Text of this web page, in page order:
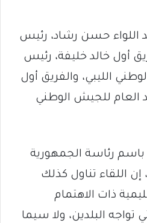
اللواء حسن رشاد، رئيس
أول خالد خليفة، رئيس
الليبي، والفريق أول
العام للجيش الوطني
رئاسة الجمهورية
اللقاء تناول كذلك
ذات الاهتمام
تواجه البلدين، ولا سيما